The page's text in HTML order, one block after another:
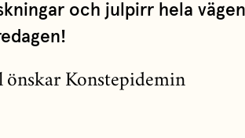
och julpirr hela vägen
önskar Konstepidemin